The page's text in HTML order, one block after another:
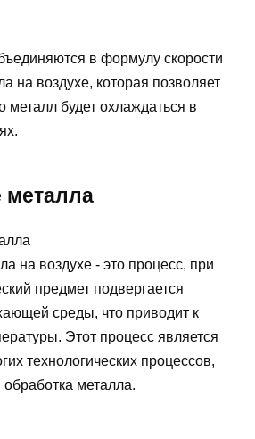
в формулу скорости
на воздухе, которая позволяет
металл будет охлаждаться в
на воздухе - это процесс, при
предмет подвергается
среды, что приводит к
Этот процесс является
технологических процессов,
обработка металла.